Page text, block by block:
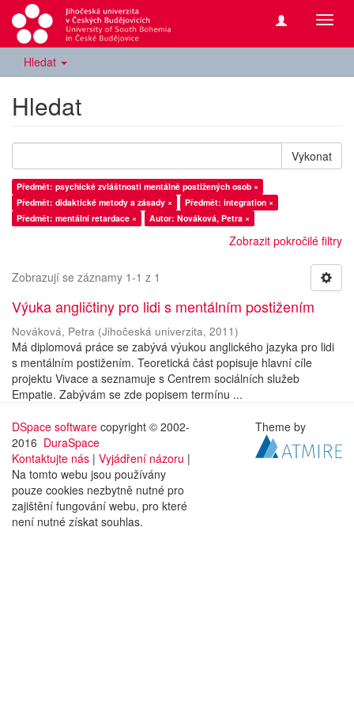
Hledat
Hledat
Vykonat
Předmět: psychické zvláštnosti mentálně postižených osob ×
Předmět: didaktické metody a zásady ×
Předmět: integration ×
Předmět: mentální retardace ×
Autor: Nováková, Petra ×
Zobrazit pokročilé filtry
Zobrazují se záznamy 1-1 z 1
Výuka angličtiny pro lidi s mentálním postižením
Nováková, Petra (Jihočeská univerzita, 2011)
Má diplomová práce se zabývá výukou anglického jazyka pro lidi
s mentálním postižením. Teoretická část popisuje hlavní cíle
projektu Vivace a seznamuje s Centrem sociálních služeb
Empatie. Zabývám se zde popisem termínu ...
DSpace software copyright © 2002-
2016 DuraSpace
Kontaktujte nás | Vyjádření názoru |
Na tomto webu jsou používány
pouze cookies nezbytně nutné pro
zajištění fungování webu, pro které
není nutné získat souhlas.
Theme by